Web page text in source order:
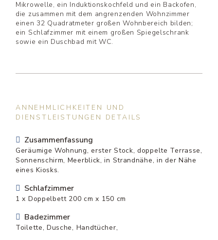
Mikrowelle, ein Induktionskochfeld und ein Backofen,
die zusammen mit dem angrenzenden Wohnzimmer
einen 32 Quadratmeter großen Wohnbereich bilden;
ein Schlafzimmer mit einem großen Spiegelschrank
sowie ein Duschbad mit WC.
ANNEHMLICHKEITEN UND
DIENSTLEISTUNGEN DETAILS
Zusammenfassung
Geräumige Wohnung, erster Stock, doppelte Terrasse,
Sonnenschirm, Meerblick, in Strandnähe, in der Nähe
eines Kiosks.
Schlafzimmer
1 x Doppelbett 200 cm x 150 cm
Badezimmer
Toilette, Dusche, Handtücher,